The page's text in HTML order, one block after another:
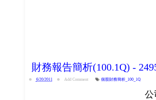
財務報告簡析(100.1Q) -
6/20/2011 Add Comment 個股財務簡析_100_1Q
公